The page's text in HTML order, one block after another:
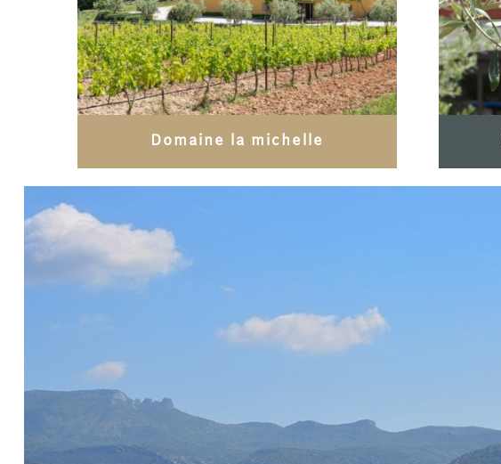
Domaine la michelle